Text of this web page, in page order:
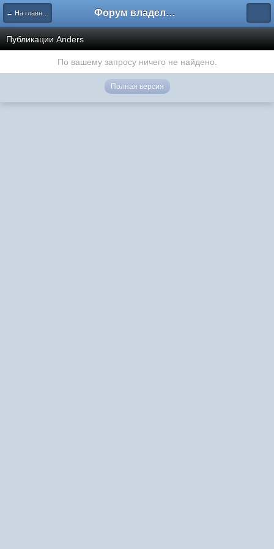
← На главную Форум владельцев интернет-магазинов
Публикации Anders
По вашему запросу ничего не найдено.
Полная версия